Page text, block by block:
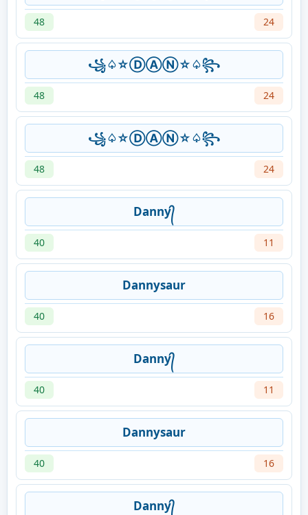
48 24
꧁♤☆ⒹⒶⓃ☆♤꧂
48 24
꧁♤☆ⒹⒶⓃ☆♤꧂
48 24
Danny᭄
40 11
Dannysaur
40 16
Danny᭄
40 11
Dannysaur
40 16
Danny᭄